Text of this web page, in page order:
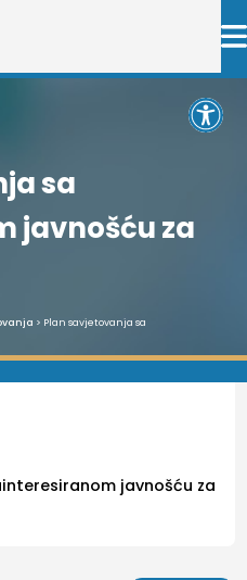
sa
javnošću za
> Plan savjetovanja sa
javnošću za